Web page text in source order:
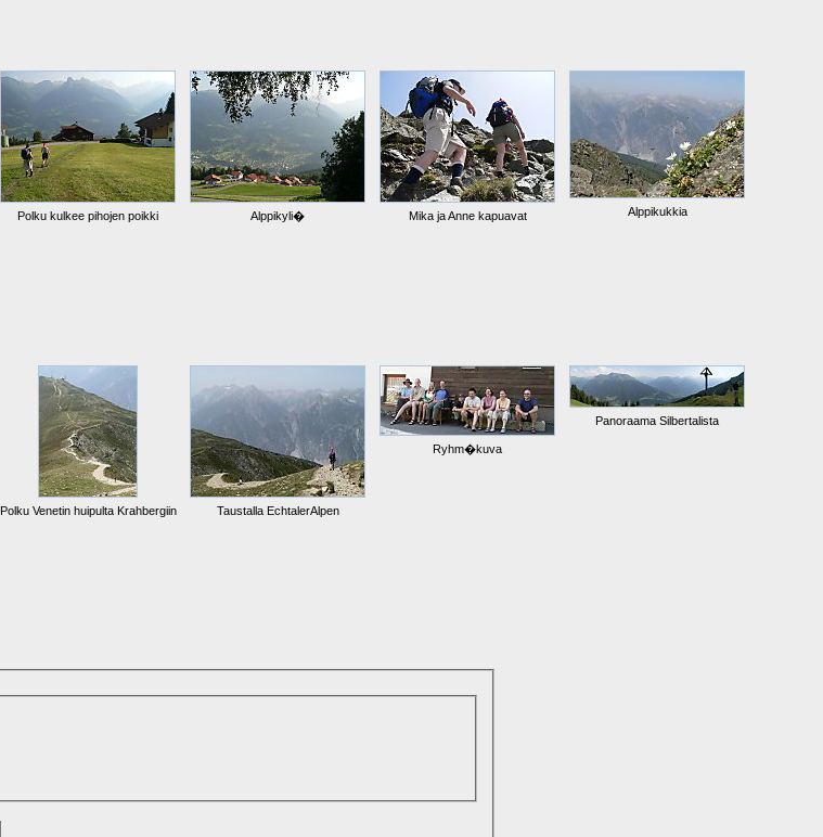
Polku kulkee pihojen poikki Alppikyli� Mika ja Anne kapuavat Alppikukkia
Polku Venetin huipulta Krahbergiin Taustalla EchtalerAlpen
Ryhm�kuva
Panoraama Silbertalista